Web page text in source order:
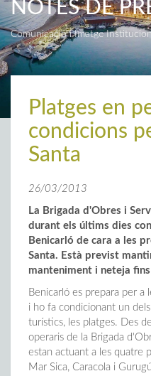
NOTES DE
Comunicació i Imatge
Platges en
condicions
Santa
26/03/2013
La Brigada d'Obres i
durant els últims dies
Benicarló de cara a les
Santa. Està previst
manteniment i neteja
Benicarló es prepara per a
i ho fa condicionant un
turístics, les platges. Des
operaris de la Brigada
estan actuant a les quatre
Mar Sica, Caracola i